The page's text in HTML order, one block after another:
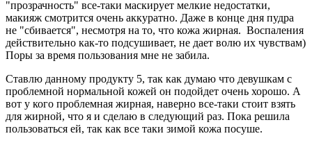
"прозрачность" все-таки маскирует мелкие недостатки,
макияж смотрится очень аккуратно. Даже в конце дня пудра
не "сбивается", несмотря на то, что кожа жирная. Воспаления
действительно как-то подсушивает, не дает волю их чувствам)
Поры за время пользования мне не забила.
Ставлю данному продукту 5, так как думаю что девушкам с
проблемной нормальной кожей он подойдет очень хорошо. А
вот у кого проблемная жирная, наверно все-таки стоит взять
для жирной, что я и сделаю в следующий раз. Пока решила
пользоваться ей, так как все таки зимой кожа посуше.